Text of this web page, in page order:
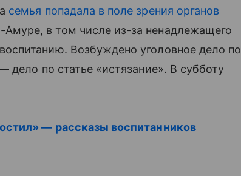
семья попадала в поле зрения органов
в том числе из-за ненадлежащего
Возбуждено уголовное дело по
дело по статье «истязание». В субботу
— рассказы воспитанников